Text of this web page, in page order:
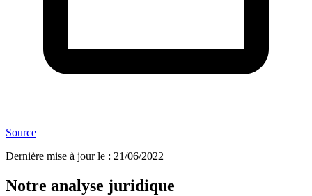
Source
Dernière mise à jour le : 21/06/2022
Notre analyse juridique